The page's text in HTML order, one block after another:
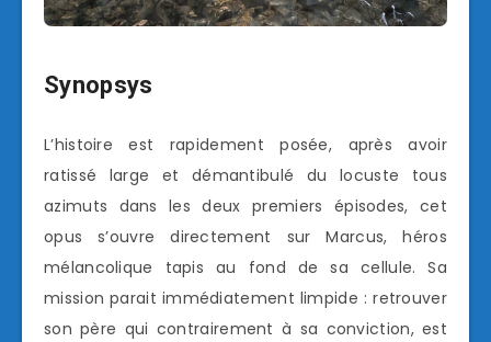
Synopsys
L’histoire est rapidement posée, après avoir
ratissé large et démantibulé du locuste tous
azimuts dans les deux premiers épisodes, cet
opus s’ouvre directement sur Marcus, héros
mélancolique tapis au fond de sa cellule. Sa
mission parait immédiatement limpide : retrouver
son père qui contrairement à sa conviction, est